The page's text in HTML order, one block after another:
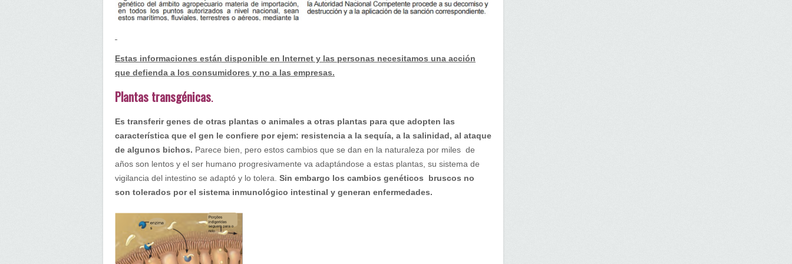
Estas informaciones están disponible en Internet y las personas necesitamos una acción
que defienda a los consumidores y no a las empresas.
Plantas transgénicas.
Es transferir genes de otras plantas o animales a otras plantas para que adopten las
característica que el gen le confiere por ejem: resistencia a la sequía, a la salinidad, al ataque
de algunos bichos. Parece bien, pero estos cambios que se dan en la naturaleza por miles de
años son lentos y el ser humano progresivamente va adaptándose a estas plantas, su sistema de
vigilancia del intestino se adaptó y lo tolera. Sin embargo los cambios genéticos bruscos no
son tolerados por el sistema inmunológico intestinal y generan enfermedades.